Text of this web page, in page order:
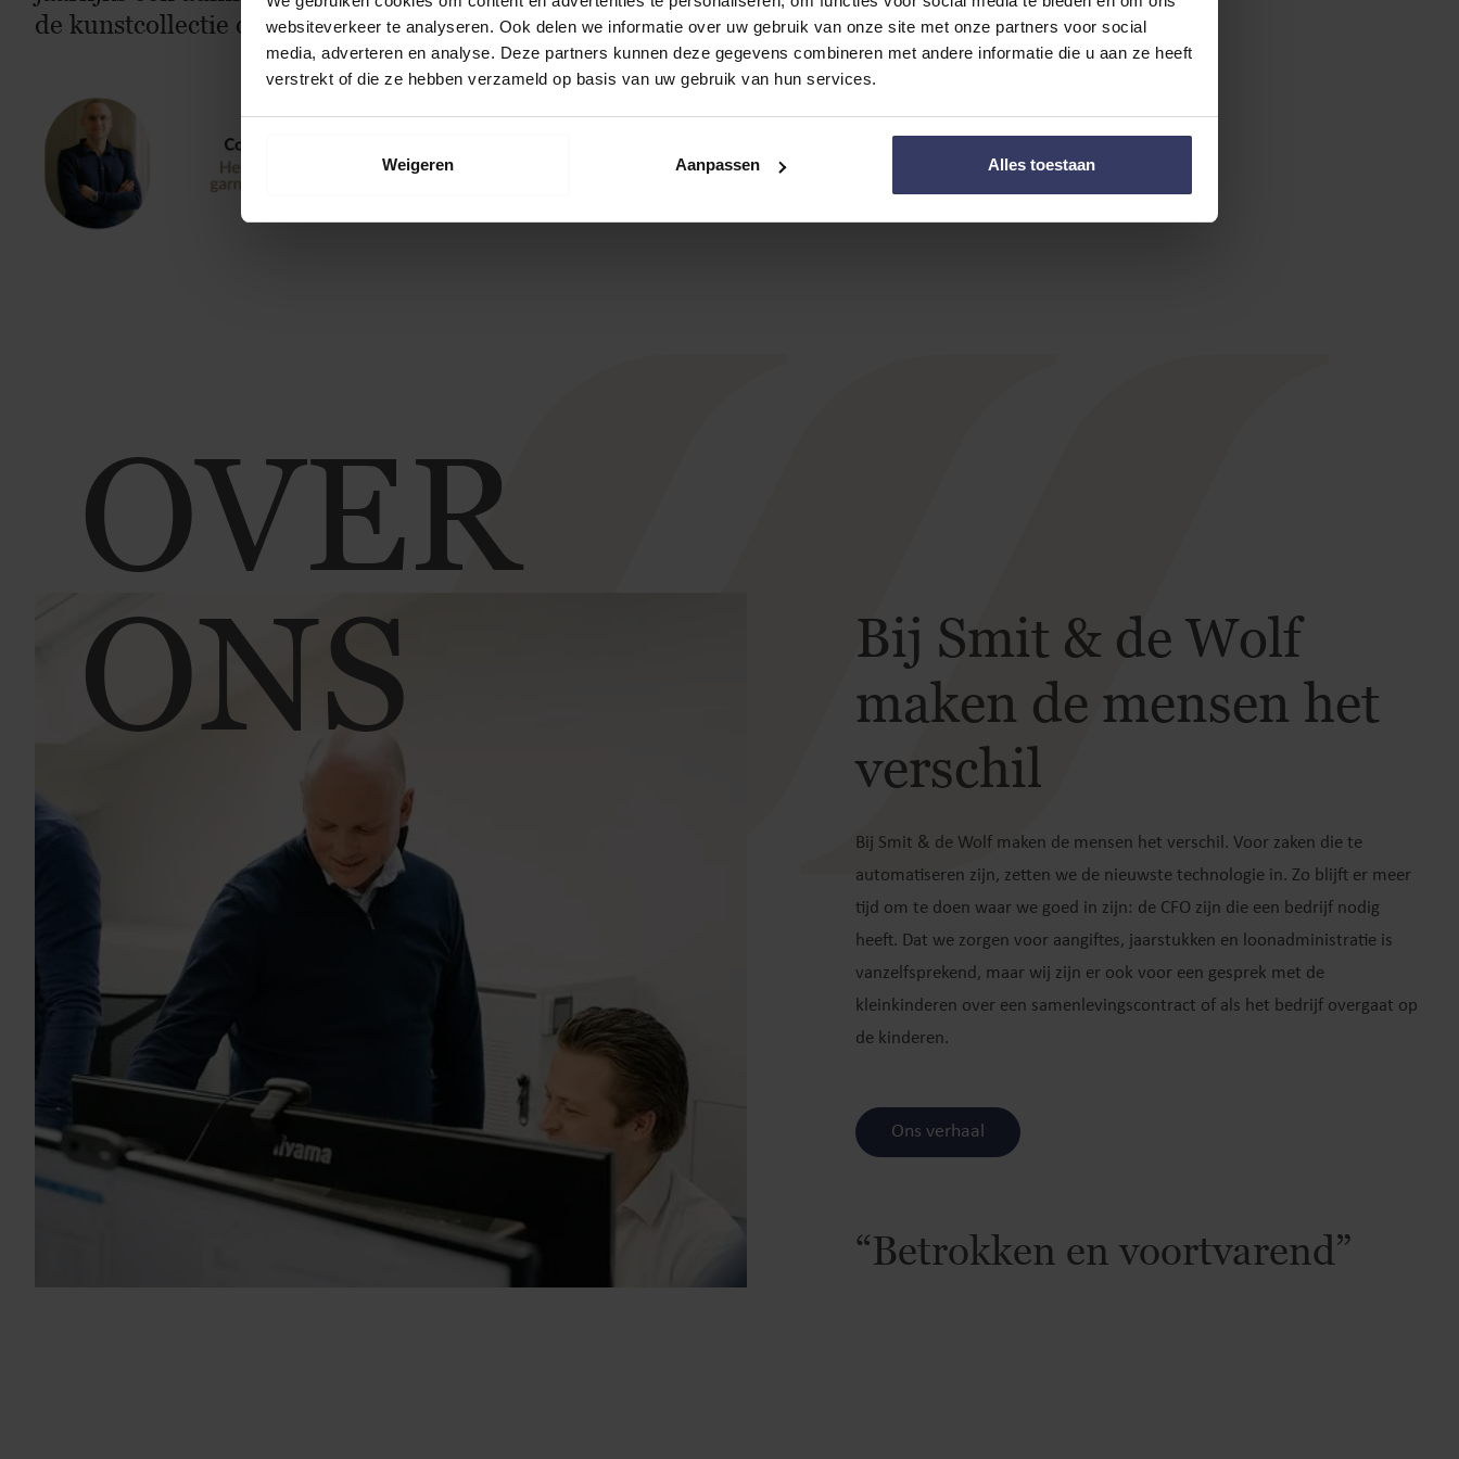
websiteverkeer te analyseren. Ook delen we informatie over uw gebruik van onze site met onze partners voor social
media, adverteren en analyse. Deze partners kunnen deze gegevens combineren met andere informatie die u aan ze heeft
verstrekt of die ze hebben verzameld op basis van uw gebruik van hun services.
Weigeren Aanpassen Alles toestaan
de kunstcollectie of nog af en toe een werk had gekocht of verkocht.
OVER
ONS
Bij Smit & de Wolf
maken de mensen het
verschil
Bij Smit & de Wolf maken de mensen het verschil. Voor zaken die te
automatiseren zijn, zetten we de nieuwste technologie in. Zo blijft er meer
tijd om te doen waar we goed in zijn: de CFO zijn die een bedrijf nodig
heeft. Dat we zorgen voor aangiftes, jaarstukken en loonadministratie is
vanzelfsprekend, maar wij zijn er ook voor een gesprek met de
kleinkinderen over een samenlevingscontract of als het bedrijf overgaat op
de kinderen.
Ons verhaal
“Betrokken en voortvarend”